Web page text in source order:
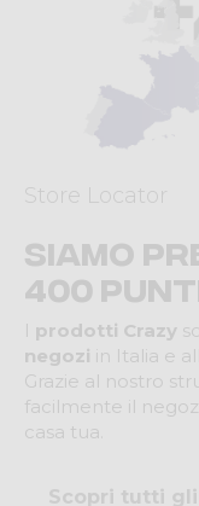
Store Locator
Siamo
400
I prodotti Crazy
negozi in Italia e
Grazie al nostro
facilmente il
casa tua.